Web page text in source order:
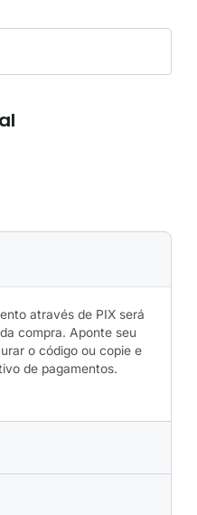
através de PIX será
compra. Aponte seu
o código ou copie e
de pagamentos.